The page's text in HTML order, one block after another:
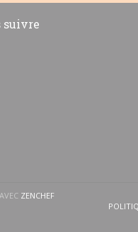
suivre
((ouvre une
ZENCHEF((OUVRE UNE